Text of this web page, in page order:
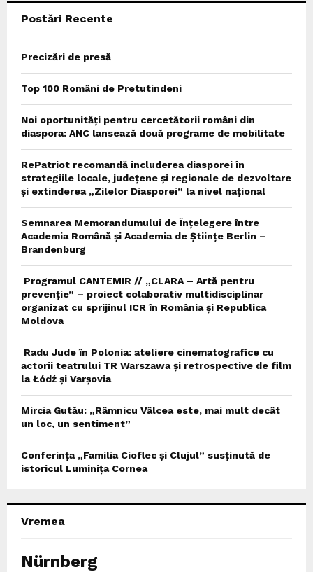
Postări Recente
Precizări de presă
Top 100 Români de Pretutindeni
Noi oportunități pentru cercetătorii români din
diaspora: ANC lansează două programe de mobilitate
RePatriot recomandă includerea diasporei în
strategiile locale, județene și regionale de dezvoltare
și extinderea „Zilelor Diasporei” la nivel național
Semnarea Memorandumului de Înțelegere între
Academia Română și Academia de Științe Berlin –
Brandenburg
Programul CANTEMIR // „CLARA – Artă pentru
prevenție” – proiect colaborativ multidisciplinar
organizat cu sprijinul ICR în România și Republica
Moldova
Radu Jude în Polonia: ateliere cinematografice cu
actorii teatrului TR Warszawa și retrospective de film
la Łódź și Varșovia
Mircia Gutău: „Râmnicu Vâlcea este, mai mult decât
un loc, un sentiment”
Conferința „Familia Cioflec și Clujul” susținută de
istoricul Luminița Cornea
Vremea
Nürnberg